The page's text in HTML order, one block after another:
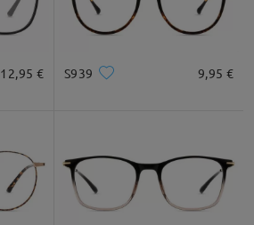
12,95 € S939 9,95 €